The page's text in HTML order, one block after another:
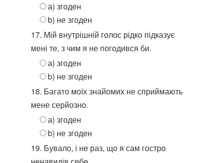
а) згоден
b) не згоден
17. Мій внутрішній голос рідко підказує
мені те, з чим я не погодився би.
а) згоден
b) не згоден
18. Багато моїх знайомих не сприймають
мене серйозно.
а) згоден
b) не згоден
19. Бувало, і не раз, що я сам гостро